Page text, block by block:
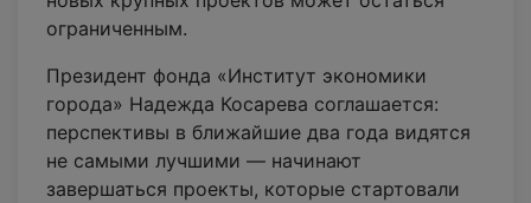
ограниченным.
Президент фонда «Институт экономики
города» Надежда Косарева соглашается:
перспективы в ближайшие два года видятся
не самыми лучшими — начинают
завершаться проекты, которые стартовали